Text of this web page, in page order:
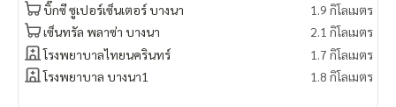
อยากดูคอนโด ต้องที่
DoCondo.com
บิ๊กซี ซูเปอร์เซ็นเตอร์ บางนา
1.9 กิโลเมตร
เซ็นทรัล พลาซ่า บางนา
2.1 กิโลเมตร
โรงพยาบาลไทยนครินทร์
1.7 กิโลเมตร
โรงพยาบาล บางนา1
1.8 กิโลเมตร